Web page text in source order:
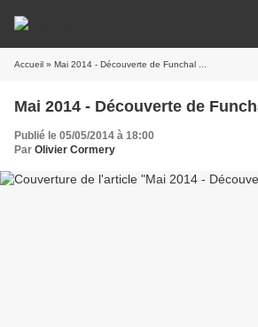
Accueil » Mai 2014 - Découverte de Funchal ...
Mai 2014 - Découverte de
Publié le 05/05/2014 à 18:00
Par Olivier Cormery